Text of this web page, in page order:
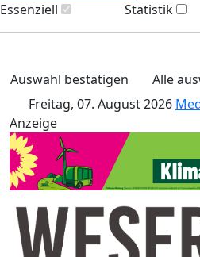
Essenziell
Statistik
Auswahl bestätigen
Alle
Freitag, 07. August 2026
Anzeige